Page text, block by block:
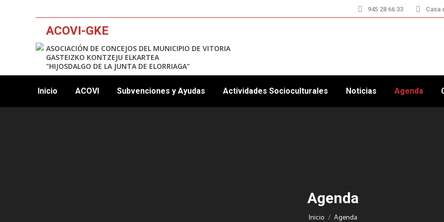
945 28 66 33 Casa
ACOVI-GKE
ASOCIACIÓN DE CONCEJOS DEL MUNICIPIO DE VITORIA
GASTEIZKO KONTZEJU ELKARTEA
"HIJOSDALGO DE LA JUNTA DE ELORRIAGA"
Inicio ACOVI Subvenciones y Ayudas Actividades Socioculturales Noticias Agenda
Agenda
Estás aquí:
Inicio Agenda